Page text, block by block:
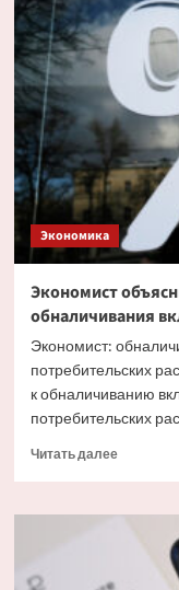
и
Костин
крупных
проектов
Экономика
Экономист
обналичивания
Экономист:
потребительских
к обналичиванию
потребительских
Читать далееПрочитать
причину